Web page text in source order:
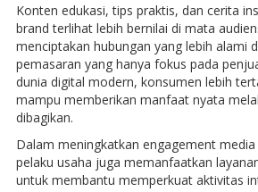
Konten edukasi, tips praktis, dan cerita
brand terlihat lebih bernilai di mata
menciptakan hubungan yang lebih alami
pemasaran yang hanya fokus pada
dunia digital modern, konsumen lebih
mampu memberikan manfaat nyata
dibagikan.
Dalam meningkatkan engagement
pelaku usaha juga memanfaatkan
untuk membantu memperkuat aktivitas